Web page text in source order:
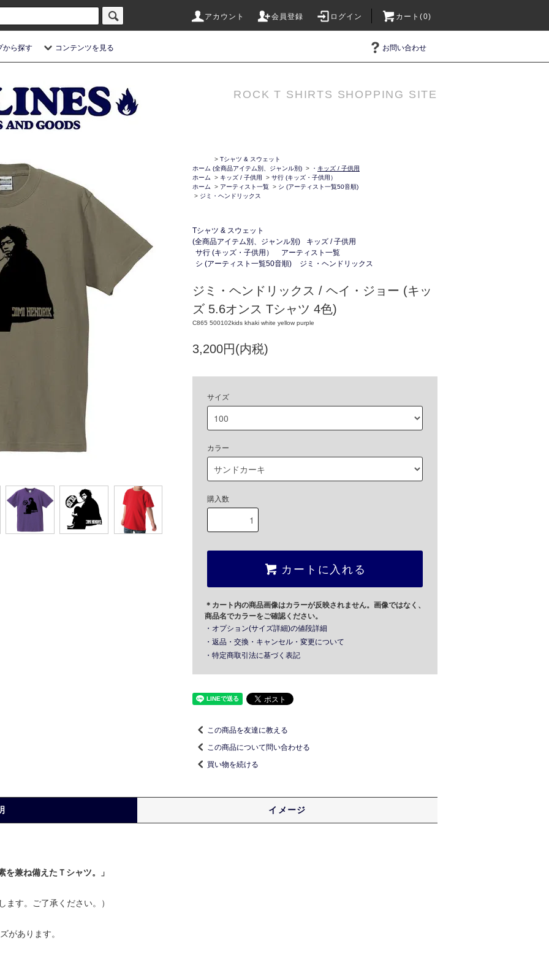
アカウント 会員登録 ログイン カート(0)
から探す コンテンツを見る お問い合わせ
ROCK T SHIRTS SHOPPING SITE
ホーム
> Tシャツ & スウェット
(全商品アイテム別、ジャンル別) > ・ キッズ / 子供用
ホーム
> キッズ / 子供用 > サ行 (キッズ・子供用）
ホーム
> アーティスト一覧 > シ (アーティスト一覧50音順)
> ジミ・ヘンドリックス
Tシャツ & スウェット
(全商品アイテム別、ジャンル別)
キッズ / 子供用
サ行 (キッズ・子供用）
アーティスト一覧
シ (アーティスト一覧50音順)
ジミ・ヘンドリックス
ジミ・ヘンドリックス / ヘイ・ジョー (キッ
ズ 5.6オンス Tシャツ 4色)
C865 500102kids khaki white yellow purple
3,200円(内税)
サイズ
カラー
購入数
カートに入れる
＊カート内の商品画像はカラーが反映されません。画像ではなく、
商品名でカラーをご確認ください。
・オプション(サイズ詳細)の値段詳細
・返品・交換・キャンセル・変更について
・特定商取引法に基づく表記
この商品を友達に教える
この商品について問い合わせる
買い物を続ける
イメージ
兼ね備えたＴシャツ。」
す。ご了承ください。）
があります。